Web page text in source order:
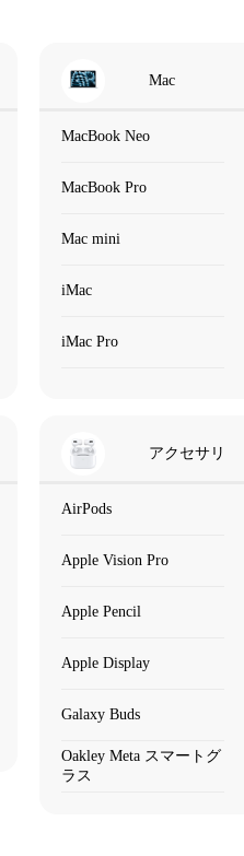
Mac
MacBook Neo
MacBook Pro
Mac mini
iMac
iMac Pro
アクセサリ
AirPods
Apple Vision Pro
Apple Pencil
Apple Display
Galaxy Buds
Oakley Meta スマートグ
ラス